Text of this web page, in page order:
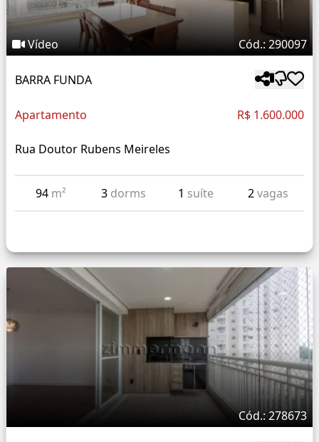
Vídeo Cód.: 290097
BARRA FUNDA
Apartamento R$ 1.600.000
Rua Doutor Rubens Meireles
94 m² 3 dorms 1 suíte 2vagas
Cód.: 278673